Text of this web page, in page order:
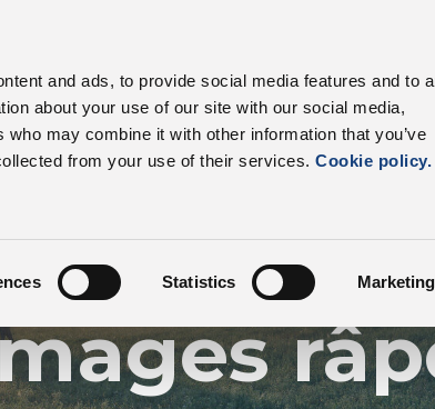
and ads, to provide social media features and to
about your use of our site with our social media,
may combine it with other information that you’ve
from your use of their services. Cookie policy.
Statistics Marketing
Nos produits